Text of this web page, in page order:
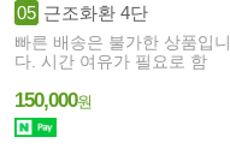
05 근조화환 4단
빠른 배송은 불가한 상품입니
다. 시간 여유가 필요로 함
150,000원